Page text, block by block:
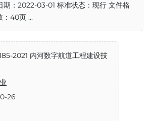
期：2022-03-01 标准状态：现行 文件格
：40页 ...
2021 内河数字航道工程建设技
26